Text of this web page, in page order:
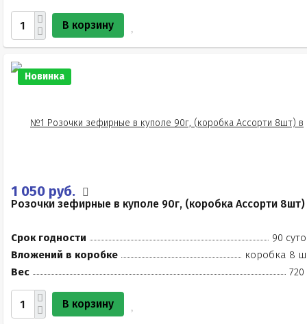
В корзину
Новинка
1 050 руб.
Розочки зефирные в куполе 90г, (коробка Ассорти 8шт)
Срок годности
90
Вложений в коробке
коробка 8
Вес
720
В корзину